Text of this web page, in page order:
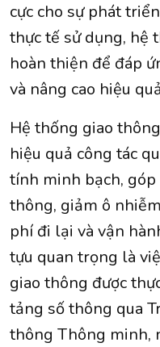
cực cho sự phát
thực tế sử dụng, hệ
hoàn thiện để đáp
và nâng cao hiệu
Hệ thống giao
hiệu quả công tác
tính minh bạch,
thông, giảm ô
phí đi lại và vận
tựu quan trọng là
giao thông được
tảng số thông qua
thông Thông minh,